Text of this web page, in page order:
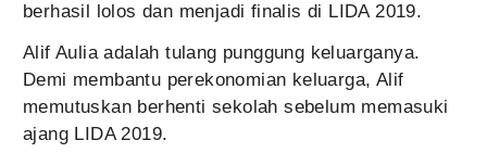
berhasil lolos dan menjadi finalis di LIDA 2019.
Alif Aulia adalah tulang punggung keluarganya.
Demi membantu perekonomian keluarga, Alif
memutuskan berhenti sekolah sebelum memasuki
ajang LIDA 2019.